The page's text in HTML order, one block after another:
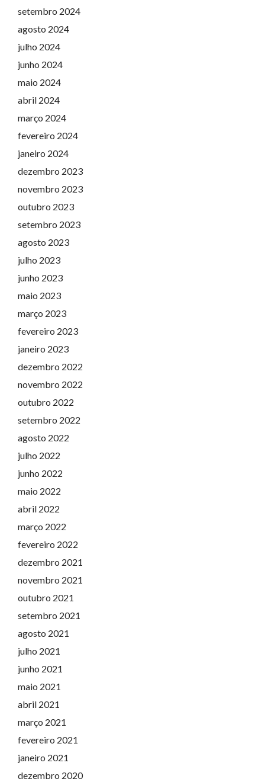
setembro 2024
agosto 2024
julho 2024
junho 2024
maio 2024
abril 2024
março 2024
fevereiro 2024
janeiro 2024
dezembro 2023
novembro 2023
outubro 2023
setembro 2023
agosto 2023
julho 2023
junho 2023
maio 2023
março 2023
fevereiro 2023
janeiro 2023
dezembro 2022
novembro 2022
outubro 2022
setembro 2022
agosto 2022
julho 2022
junho 2022
maio 2022
abril 2022
março 2022
fevereiro 2022
dezembro 2021
novembro 2021
outubro 2021
setembro 2021
agosto 2021
julho 2021
junho 2021
maio 2021
abril 2021
março 2021
fevereiro 2021
janeiro 2021
dezembro 2020